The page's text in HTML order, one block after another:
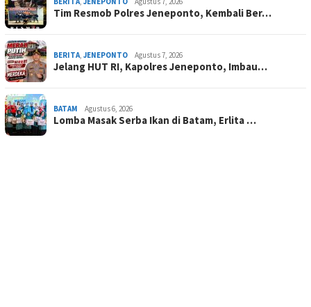
Tim Resmob Polres Jeneponto, Kembali Ber…
BERITA JENEPONTO Agustus 7, 2026
Jelang HUT RI, Kapolres Jeneponto, Imbau…
BATAM Agustus 6, 2026
Lomba Masak Serba Ikan di Batam, Erlita …